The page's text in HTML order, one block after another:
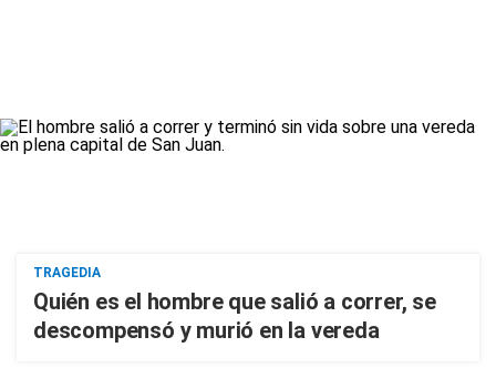
TRAGEDIA
Quién es el hombre que salió a correr, se
descompensó y murió en la vereda